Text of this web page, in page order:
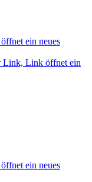
ein neues
Link, Link öffnet ein
ein neues